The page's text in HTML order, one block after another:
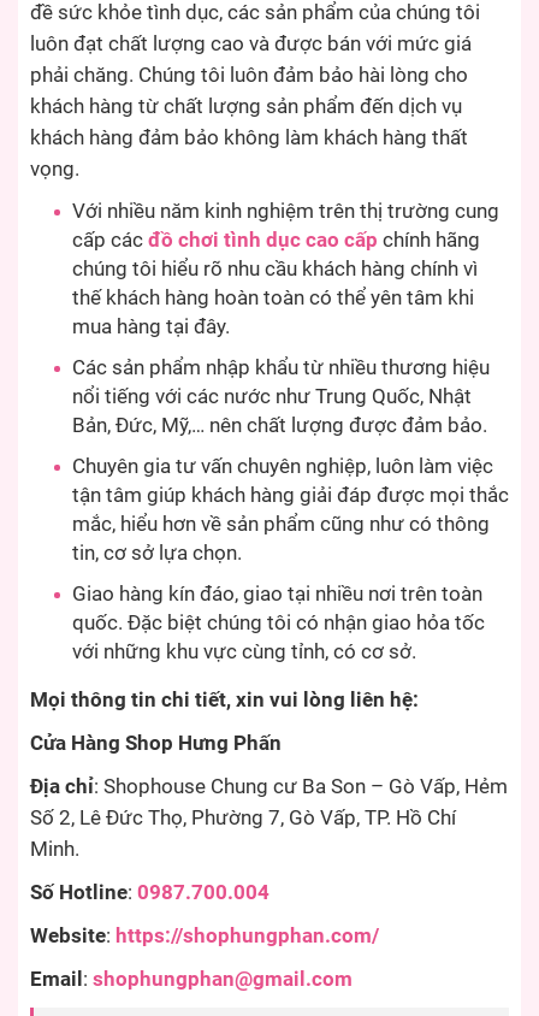
đề sức khỏe tình dục, các sản phẩm của chúng tôi
luôn đạt chất lượng cao và được bán với mức giá
phải chăng. Chúng tôi luôn đảm bảo hài lòng cho
khách hàng từ chất lượng sản phẩm đến dịch vụ
khách hàng đảm bảo không làm khách hàng thất
vọng.
Với nhiều năm kinh nghiệm trên thị trường cung
cấp các đồ chơi tình dục cao cấp chính hãng
chúng tôi hiểu rõ nhu cầu khách hàng chính vì
thế khách hàng hoàn toàn có thể yên tâm khi
mua hàng tại đây.
Các sản phẩm nhập khẩu từ nhiều thương hiệu
nổi tiếng với các nước như Trung Quốc, Nhật
Bản, Đức, Mỹ,… nên chất lượng được đảm bảo.
Chuyên gia tư vấn chuyên nghiệp, luôn làm việc
tận tâm giúp khách hàng giải đáp được mọi thắc
mắc, hiểu hơn về sản phẩm cũng như có thông
tin, cơ sở lựa chọn.
Giao hàng kín đáo, giao tại nhiều nơi trên toàn
quốc. Đặc biệt chúng tôi có nhận giao hỏa tốc
với những khu vực cùng tỉnh, có cơ sở.
Mọi thông tin chi tiết, xin vui lòng liên hệ:
Cửa Hàng Shop Hưng Phấn
Địa chỉ: Shophouse Chung cư Ba Son – Gò Vấp, Hẻm
Số 2, Lê Đức Thọ, Phường 7, Gò Vấp, TP. Hồ Chí
Minh.
Số Hotline: 0987.700.004
Website: https://shophungphan.com/
Email : shophungphan@gmail.com